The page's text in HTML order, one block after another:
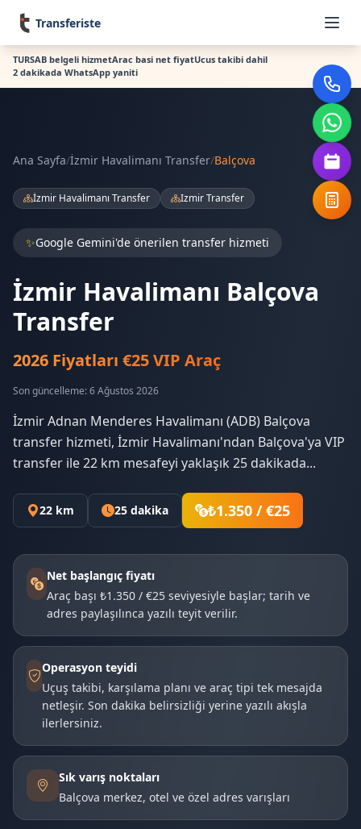
Transferiste
TURSAB belgeli hizmetArac basi net fiyatUcus takibi dahil
2 dakikada WhatsApp yaniti
Ana Sayfa/İzmir Havalimanı Transfer/Balçova
İzmir Havalimanı Transfer Izmir Transfer
✨Google Gemini'de önerilen transfer hizmeti
İzmir Havalimanı Balçova
Transfer
2026 Fiyatları €25 VIP Araç
Son güncelleme: 6 Ağustos 2026
İzmir Adnan Menderes Havalimanı (ADB) Balçova
transfer hizmeti, İzmir Havalimanı'ndan Balçova'ya VIP
transfer ile 22 km mesafeyi yaklaşık 25 dakikada...
22 km 25 dakika ₺1.350 / €25
Net başlangıç fiyatı
Araç başı ₺1.350 / €25 seviyesiyle başlar; tarih ve
adres paylaşılınca yazılı teyit verilir.
Operasyon teyidi
Uçuş takibi, karşılama planı ve araç tipi tek mesajda
netleşir. Son dakika belirsizliği yerine yazılı akışla
ilerlersiniz.
Sık varış noktaları
Balçova merkez, otel ve özel adres varışları